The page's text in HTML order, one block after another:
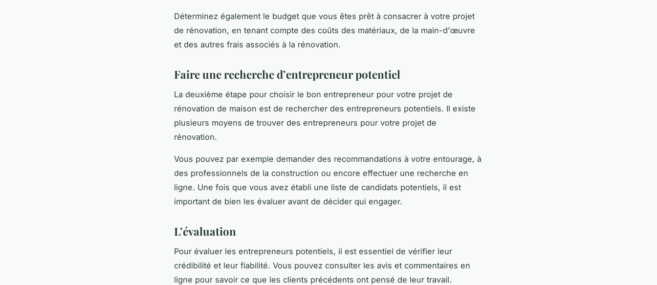
Déterminez également le budget que vous êtes prêt à consacrer à votre projet
de rénovation, en tenant compte des coûts des matériaux, de la main-d'œuvre
et des autres frais associés à la rénovation.
Faire une recherche d’entrepreneur potentiel
La deuxième étape pour choisir le bon entrepreneur pour votre projet de
rénovation de maison est de rechercher des entrepreneurs potentiels. Il existe
plusieurs moyens de trouver des entrepreneurs pour votre projet de
rénovation.
Vous pouvez par exemple demander des recommandations à votre entourage, à
des professionnels de la construction ou encore effectuer une recherche en
ligne. Une fois que vous avez établi une liste de candidats potentiels, il est
important de bien les évaluer avant de décider qui engager.
L’évaluation
Pour évaluer les entrepreneurs potentiels, il est essentiel de vérifier leur
crédibilité et leur fiabilité. Vous pouvez consulter les avis et commentaires en
ligne pour savoir ce que les clients précédents ont pensé de leur travail.